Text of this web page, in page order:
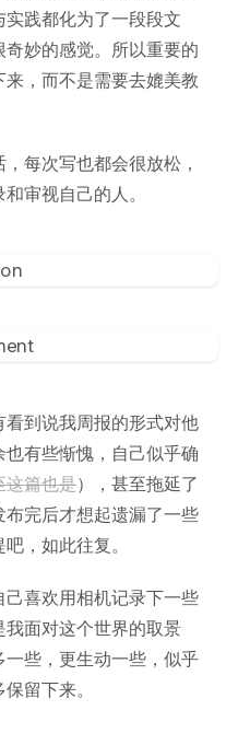
践都化为了一段段文
妙的感觉。所以重要的
，而不是需要去媲美教
每次写也都会很放松，
审视自己的人。
到说我周报的形式对他
有些惭愧，自己似乎确
这篇也是），甚至拖延了
完后才想起遗漏了一些
，如此往复。
喜欢用相机记录下一些
面对这个世界的取景
些，更生动一些，似乎
留下来。